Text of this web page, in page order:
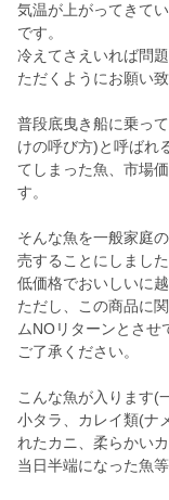
気温が上がってきて
です。
冷えてさえいれば問
ただくようにお願い致
普段底曳き船に乗っ
けの呼び方)と呼ばれ
てしまった魚、市場
す。
そんな魚を一般家庭
売することにしました
低価格でおいしいに
ただし、この商品に
ムNOリターンとさせ
ご了承ください。
こんな魚が入ります(
小タラ、カレイ類(ナ
れたカニ、柔らかい
当日半端になった魚